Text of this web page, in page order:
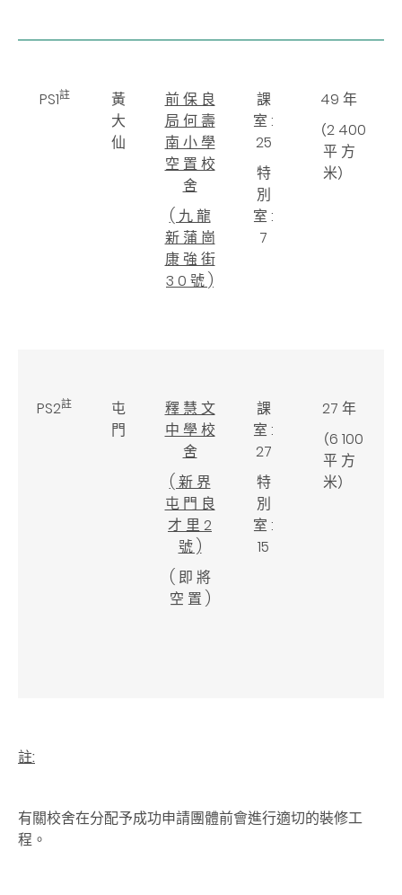
PS1註
黃
大
仙
前 保 良
局 何 壽
南 小 學
空 置 校
舍
( 九 龍
新 蒲 崗
康 強 街
3 0 號 )
課
室 :
25
特
別
室 :
7
49 年
（2 400
平 方
米）
PS2註
屯
門
釋 慧 文
中 學 校
舍
( 新 界
屯 門 良
才 里 2
號 )
( 即 將
空 置 )
課
室 :
27
特
別
室 :
15
27 年
（6 100
平 方
米）
註:
有關校舍在分配予成功申請團體前會進行適切的裝修工
程。